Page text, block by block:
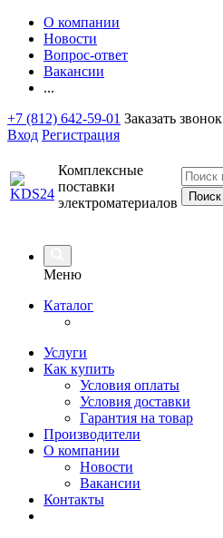
О компании
Новости
Вопрос-ответ
Вакансии
...
+7 (812) 642-59-01 Заказать звонок
Вход Регистрация
Комплексные
поставки
электроматериалов
Меню
Каталог
Услуги
Как купить
Условия оплаты
Условия доставки
Гарантия на товар
Производители
О компании
Новости
Вакансии
Контакты